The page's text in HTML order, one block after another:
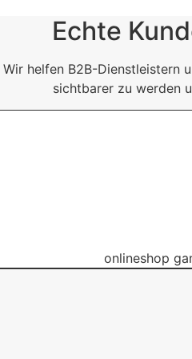
Echte
Wir helfen B2B-Dienstleistern
sichtbarer zu werden